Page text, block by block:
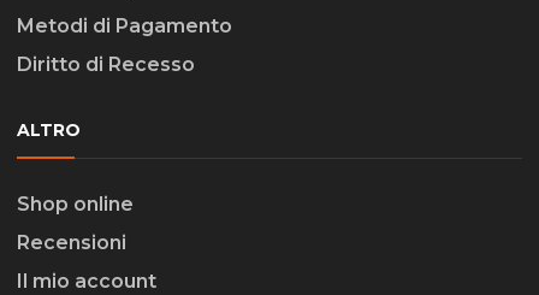
Metodi di Pagamento
Diritto di Recesso
ALTRO
Shop online
Recensioni
Il mio account